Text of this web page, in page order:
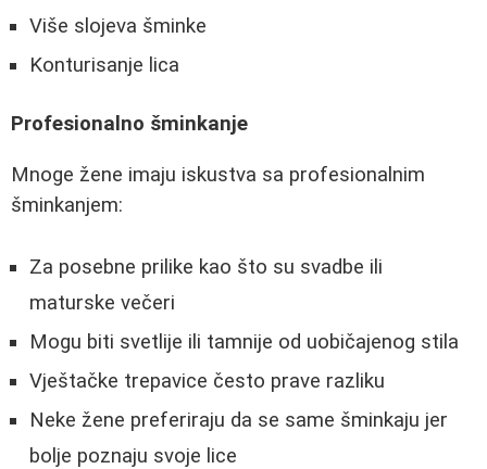
Više slojeva šminke
Konturisanje lica
Profesionalno šminkanje
Mnoge žene imaju iskustva sa profesionalnim
šminkanjem:
Za posebne prilike kao što su svadbe ili
maturske večeri
Mogu biti svetlije ili tamnije od uobičajenog stila
Vještačke trepavice često prave razliku
Neke žene preferiraju da se same šminkaju jer
bolje poznaju svoje lice